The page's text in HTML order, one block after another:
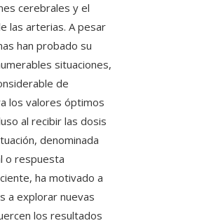
cerebrales y el
las arterias. A pesar
han probado su
situaciones,
de
los valores óptimos
al recibir las dosis
denominada
o respuesta
ha motivado a
a explorar nuevas
los resultados